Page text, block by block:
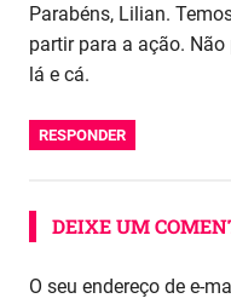
Parabéns, Lilian.
partir para a ação.
lá e cá.
RESPONDER
DEIXE UM
O seu endereço de e-